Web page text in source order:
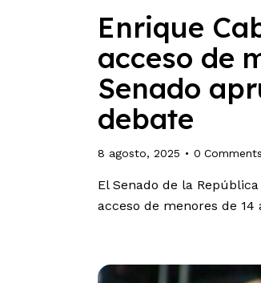
Enrique
acceso de
Senado
debate
8 agosto, 2025 0 Comments
El Senado de la
acceso de menores de 14